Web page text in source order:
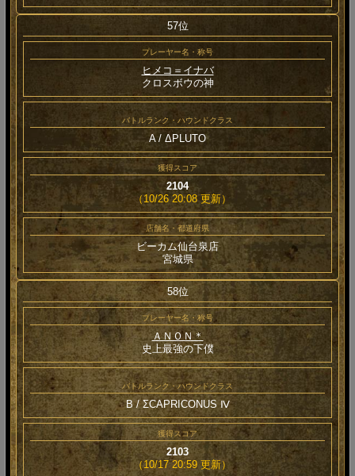
57位
プレーヤー名・称号
ヒメコ＝イナバ
クロスボウの神
バトルランク・ハウンドクラス
A / ΔPLUTO
獲得スコア
2104
（10/26 20:08 更新）
店舗名・都道府県
ビーカム仙台泉店
宮城県
58位
プレーヤー名・称号
ＡＮＯＮ＊
史上最強の下僕
バトルランク・ハウンドクラス
B / ΣCAPRICONUS Ⅳ
獲得スコア
2103
（10/17 20:59 更新）